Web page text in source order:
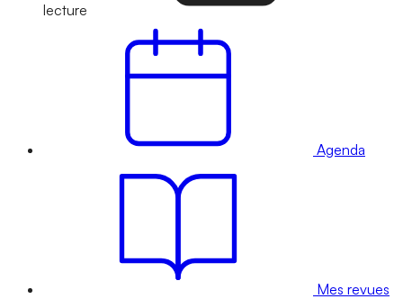
lecture
Agenda
Mes revues